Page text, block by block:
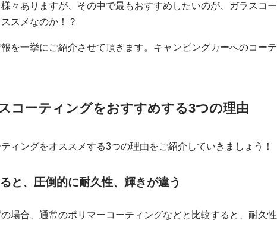
々ありますが、その中で最もおすすめしたいのが、ガラスコー
スメなのか！？
を一挙にご紹介させて頂きます。キャンピングカーへのコーテ
ーティングをおすすめする3つの理由
ィングをオススメする3つの理由をご紹介していきましょう！
と、圧倒的に耐久性、輝きが違う
場合、通常のポリマーコーティングなどと比較すると、耐久性